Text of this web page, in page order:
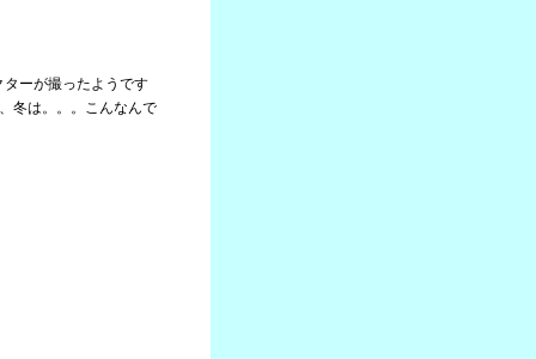
ーが撮ったようです
冬は。。。こんなんで